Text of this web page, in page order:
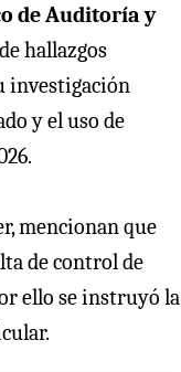
de Auditoría y
hallazgos
investigación
y el uso de
mencionan que
de control de
ello se instruyó la